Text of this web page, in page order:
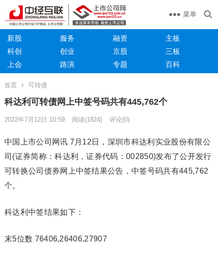
菜单
新股 服务 融资
主板
科创
创业 京股
三板
上会
路演 专题 百科
首页 可转债
科达利可转债网上中签号码共有445,762个
2022年7月12日 10:59 阅读(1824) 评论(0)
中国上市公司网讯 7月12日，深圳市科达利实业股份有限公
司(证券简称：科达利，证券代码：002850)发布了公开发行
可转换公司债券网上中签结果公告，中签号码共有445,762
个。
科达利中签结果如下：
末5位数 76406,26406,27907